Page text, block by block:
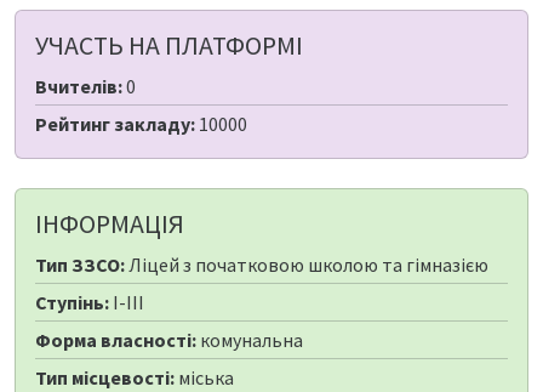
УЧАСТЬ НА ПЛАТФОРМІ
Вчителів:0
Рейтинг закладу: 10000
ІНФОРМАЦІЯ
Тип ЗЗСО:Ліцей з початковою школою та гімназією
Ступінь: I-III
Форма власності: комунальна
Тип місцевості: міська